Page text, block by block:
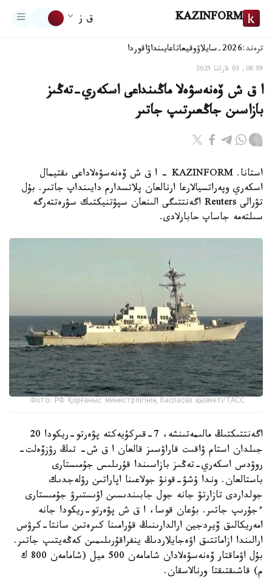
KAZINFORM ق ز
ترەند:2026-سايلاۋ وقيعاتاعايىنداۋاقوردا
08:59, 03 قاراشا 2025
ا ق ش ۆەنەسۋەلا ماڭىنداعى اسكەري-تەڭىز
بازاسىن جاڭعىرتىپ جاتىر
استانا. KAZINFORM – ا ق ش ۆەنەسۋەلاداعى ىقتيمال
اسكەري وپەراتسيالارعا ارنالعان پلاتسدارم دايىنداپ جاتىر. بۇل
تۋرالى Reuters اگەنتتىگى الىنعان سپۋتنيكتىك سۋرەتتەرگە
سىلتەمە جاساپ حابارلادى.
Фото: РФ Қорғаныс министрлігінің баспасөз қызметі/ТАСС
اگەنتتىكتىڭ مالىمەتىنشە، 7-قىركۇيەكتە پۋەرتو-ريكودا 20
جىلدان استام ۋاقىت قاراۋسىز قالعان ا ق ش- تىڭ رۋزۆەلت-
روۋدس اسكەري-تەڭىز بازاسىندا قۇرىلىس جۇمىستارى
باستالعان. وندا ۇشۋ-قونۋ جولاعىنا اپاراتىن رۋلەجدىك
جولداردى تازارتۋ جانە جول جابىندىسىن اۋىستىرۋ جۇمىستارى
ءجۇرىپ جاتىر. بۇعان قوسا، ا ق ش پۋەرتو-ريكودا جانە
امەريكالىق ۆيردجين ارالدارىنىڭ قۇرامىنا كىرەتىن سانتا-كرۋس
ارالىندا ازاماتتىق اۋەجايلاردىڭ ينفراقۇرىلىمىن كەڭەيتىپ جاتىر.
بۇل اۋماقتار ۆەنەسۋەلادان شامامەن 500 ميل (شامامەن 800 ك
م) قاشىقتىقتا ورنالاسقان.